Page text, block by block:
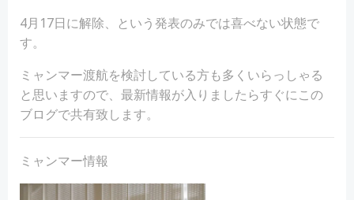
4月17日に解除、という発表のみでは喜べない状態で
す。
ミャンマー渡航を検討している方も多くいらっしゃる
と思いますので、最新情報が入りましたらすぐにこの
ブログで共有致します。
ミャンマー情報